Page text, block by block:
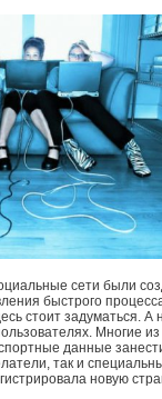
сети были
быстрого
стоит задуматься.
Многие
данные
так и
новую